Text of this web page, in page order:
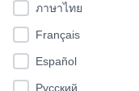
ภาษาไทย
Français
Español
Pусский